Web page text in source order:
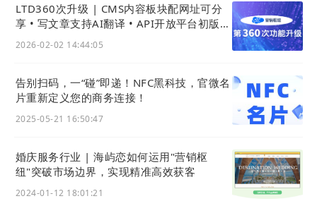
LTD360次升级 | CMS内容板块配网址可分
享 • 写文章支持AI翻译 • API开放平台初版上
2026-02-02 14:44:05
告别扫码，一“碰”即递！NFC黑科技，官微名
片重新定义您的商务连接！
2025-05-21 16:50:47
婚庆服务行业 | 海屿恋如何运用"营销枢
纽"突破市场边界，实现精准高效获客
2024-01-12 18:01:21